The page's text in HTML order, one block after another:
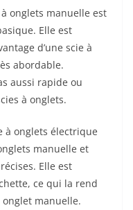
à onglets manuelle est
Elle est
d’une scie à
abordable.
aussi rapide ou
à onglets.
à onglets électrique
manuelle et
Elle est
ce qui la rend
manuelle.